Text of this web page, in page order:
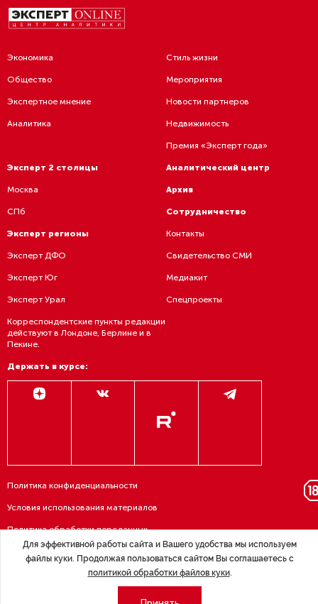
Экономика
Общество
Экспертное мнение
Аналитика
Стиль жизни
Мероприятия
Новости партнеров
Недвижимость
Премия «Эксперт года»
Эксперт 2 столицы
Москва
СПб
Эксперт регионы
Эксперт ДФО
Эксперт Юг
Эксперт Урал
Корреспондентские пункты редакции
действуют в Лондоне, Берлине и в
Пекине.
Аналитический центр
Архив
Сотрудничество
Контакты
Свидетельство СМИ
Медиакит
Спецпроекты
Держать в курсе:
Политика конфиденциальности
Условия использования материалов
Политика обработки персданных
Договор — публичная оферта
Для эффективной работы сайта и Вашего удобства мы используем
файлы куки. Продолжая пользоваться сайтом Вы соглашаетесь с
политикой обработки файлов куки.